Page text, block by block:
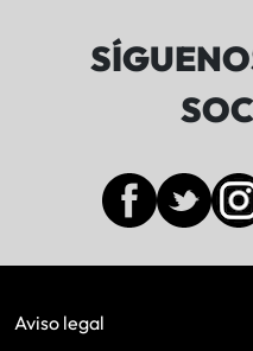
Aviso legal